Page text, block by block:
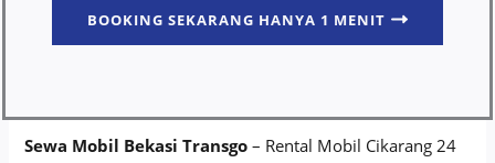
BOOKING SEKARANG HANYA 1 MENIT
Sewa Mobil Bekasi Transgo– Rental Mobil Cikarang 24